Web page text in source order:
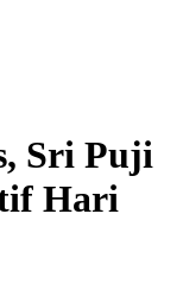
Sri Puji
Hari